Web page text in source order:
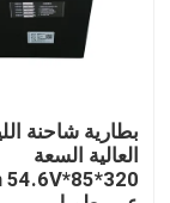
بطارية شاحنة
العالية السعة
54.6V